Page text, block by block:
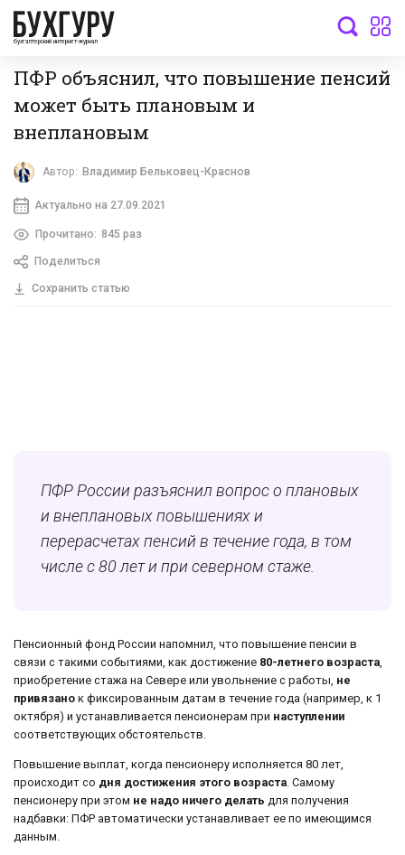
бухгалтерский интернет-журнал
ПФР объяснил, что повышение пенсий
может быть плановым и
внеплановым
Автор: Владимир Бельковец-Краснов
Актуально на 27.09.2021
Прочитано: 845 раз
Поделиться
Сохранить статью
ПФР России разъяснил вопрос о плановых
и внеплановых повышениях и
перерасчетах пенсий в течение года, в том
числе с 80 лет и при северном стаже.
Пенсионный фонд России напомнил, что повышение пенсии в
связи с такими событиями, как достижение 80-летнего возраста,
приобретение стажа на Севере или увольнение с работы, не
привязано к фиксированным датам в течение года (например, к 1
октября) и устанавливается пенсионерам при наступлении
соответствующих обстоятельств.
Повышение выплат, когда пенсионеру исполняется 80 лет,
происходит со дня достижения этого возраста. Самому
пенсионеру при этом не надо ничего делать для получения
надбавки: ПФР автоматически устанавливает ее по имеющимся
данным.